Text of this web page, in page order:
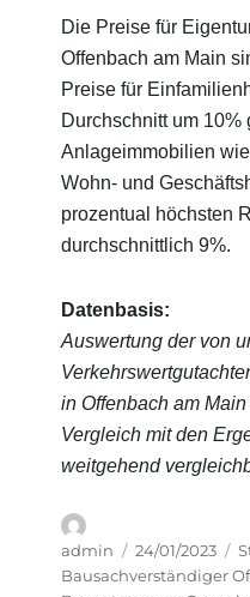
Die Preise für
Offenbach am Main
Preise für
Durchschnitt um 10%
Anlageimmobilien
Wohn- und
prozentual höchsten
durchschnittlich 9%.
Datenbasis:
Auswertung der von
in Offenbach am
Vergleich mit den
weitgehend
Autor
admin
Veröffentlicht
am
24/01/2023
Bausachverständiger